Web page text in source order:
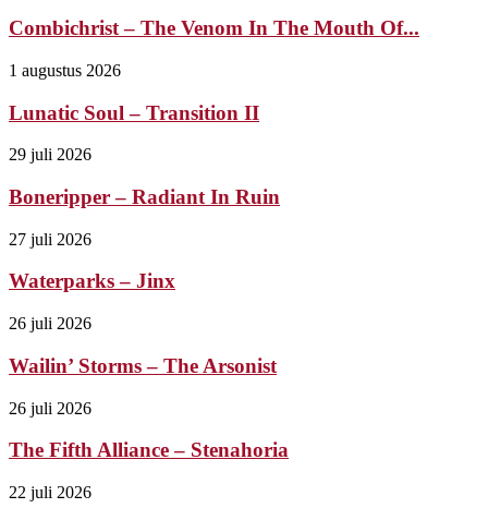
Combichrist – The Venom In The Mouth Of...
1 augustus 2026
Lunatic Soul – Transition II
29 juli 2026
Boneripper – Radiant In Ruin
27 juli 2026
Waterparks – Jinx
26 juli 2026
Wailin’ Storms – The Arsonist
26 juli 2026
The Fifth Alliance – Stenahoria
22 juli 2026